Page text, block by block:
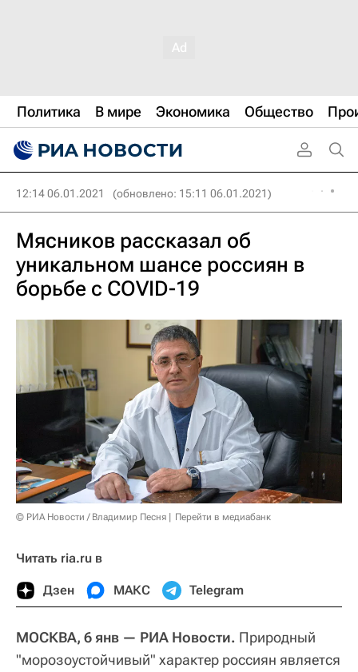
Политика В мире Экономика Общество
12:14 06.01.2021 (обновлено: 15:11 06.01.2021)
Мясников рассказал об
уникальном шансе россиян в
борьбе с COVID-19
© РИА Новости / Владимир Песня Перейти в медиабанк
Читать ria.ru в
Дзен МАКС Telegram
МОСКВА, 6 янв — РИА Новости. Природный
"морозоустойчивый" характер россиян является